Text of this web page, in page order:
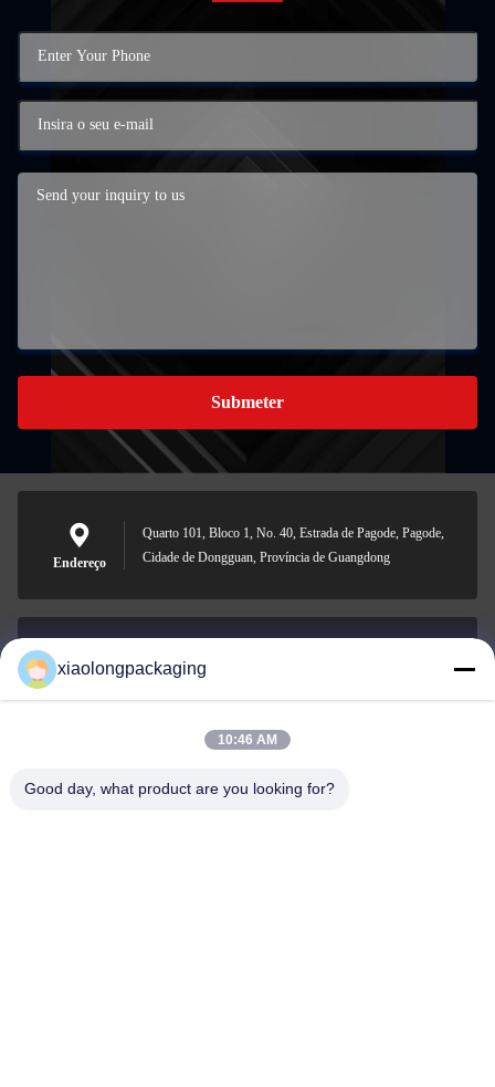
Submeter
Endereço
Quarto 101, Bloco 1, No. 40, Estrada de Pagode, Pagode,
Cidade de Dongguan, Província de Guangdong
Tina@xiaolongpackaging.com
0086-15322891631
xiaolongpackaging
10:46 AM
Good day, what product are you looking for?